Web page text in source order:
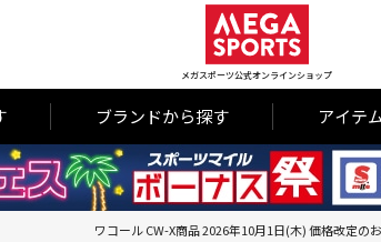
メガスポーツ公式オンラインショップ
ブランドから探す アイテ
ワコール CW-X商品 2026年10月1日(木) 価格改定の